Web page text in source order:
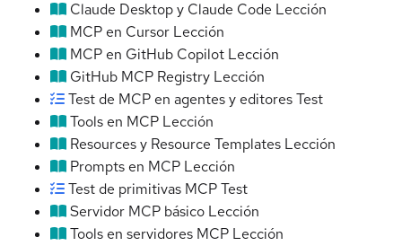
Claude Desktop y Claude Code Lección
MCP en Cursor Lección
MCP en GitHub Copilot Lección
GitHub MCP Registry Lección
Test de MCP en agentes y editoresTest
Tools en MCP Lección
Resources y Resource Templates Lección
Prompts en MCP Lección
Test de primitivas MCPTest
Servidor MCP básico Lección
Tools en servidores MCP Lección